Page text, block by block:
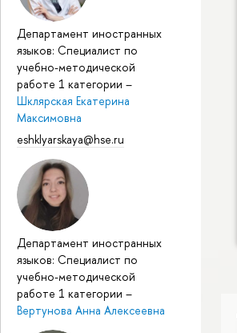
Департамент иностранных
языков: Специалист по
учебно-методической
работе 1 категории –
Шклярская Екатерина
Максимовна
eshklyarskaya@hse.ru
Департамент иностранных
языков: Специалист по
учебно-методической
работе 1 категории –
Вертунова Анна Алексеевна